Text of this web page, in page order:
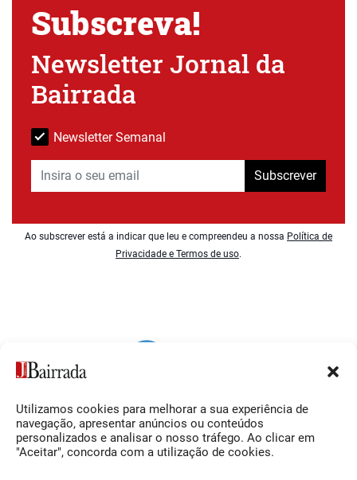
Utilizamos cookies para melhorar a sua experiência de
navegação, apresentar anúncios ou conteúdos
personalizados e analisar o nosso tráfego. Ao clicar em
"Aceitar", concorda com a utilização de cookies.
Subscreva!
Newsletter Jornal da
Bairrada
Newsletter Semanal
Subscrever
Ao subscrever está a indicar que leu e compreendeu a nossa Política de
Privacidade e Termos de uso.
Siga-nos
Facebook
O Jornal da Bairrada
Contactos